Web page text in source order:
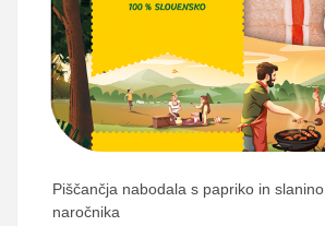
Piščančja nabodala s papriko in slanino
naročnika